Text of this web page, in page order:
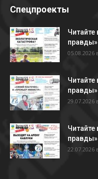
Спецпроекты
правды»
05.08.2026
29.07.2026
22.07.2026